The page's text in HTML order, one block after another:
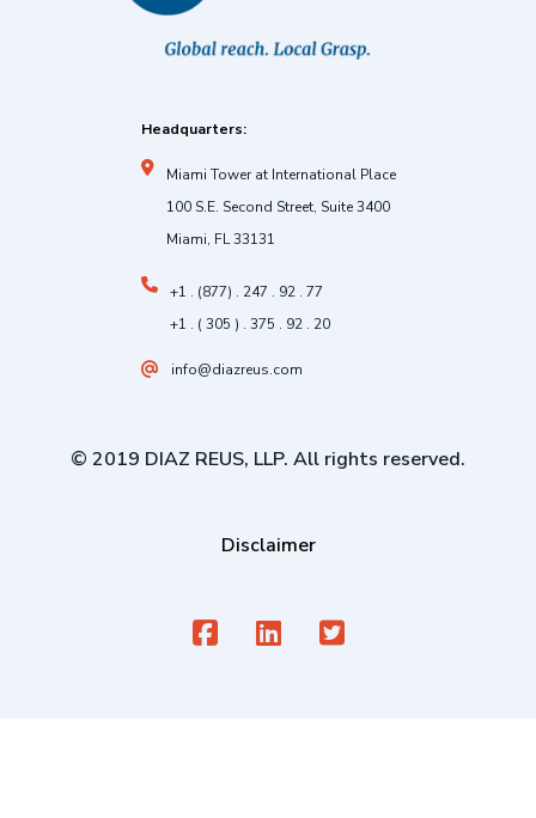
Headquarters:
Miami Tower at International Place
100 S.E. Second Street, Suite 3400
Miami, FL 33131
+1 . (877) . 247 . 92 . 77
+1 . ( 305 ) . 375 . 92 . 20
info@diazreus.com
© 2019 DIAZ REUS, LLP. All rights reserved.
Disclaimer